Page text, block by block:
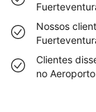
Nossos
Clientes
no